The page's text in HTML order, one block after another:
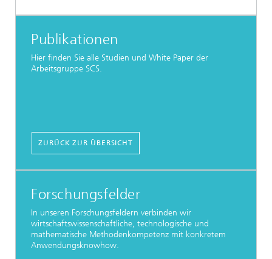
Publikationen
Hier finden Sie alle Studien und White Paper der
Arbeitsgruppe SCS.
ZURÜCK ZUR ÜBERSICHT
Forschungsfelder
In unseren Forschungsfeldern verbinden wir
wirtschaftswissenschaftliche, technologische und
mathematische Methodenkompetenz mit konkretem
Anwendungsknowhow.